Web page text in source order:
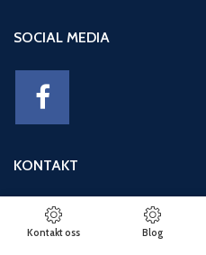
SOCIAL MEDIA
KONTAKT
Adresse: Eikeviken 49, 5043 BERGEN
Telefon: 95 12 52 30
E-post: basseng@eikeviks.no
Kontakt oss Blog